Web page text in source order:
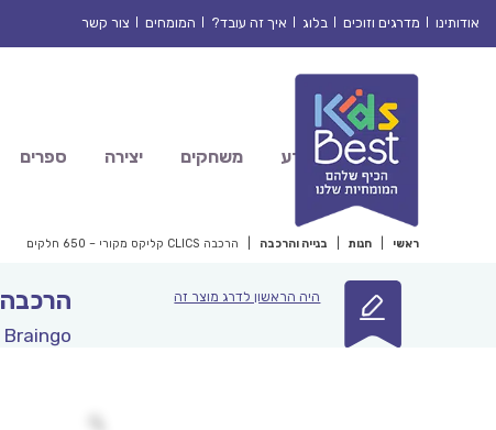
אודותינו מדרגים וזוכים בלוג איך זה עובד? המומחים צור קשר
מדע משחקים יצירה ספרים
ראשי חנות בנייה והרכבה הרכבה CLICS קליקס מקורי – 650 חלקים
היה הראשון לדרג מוצר זה הרכבה CLICS קליקס מקורי – 650 חלקים
Braingo